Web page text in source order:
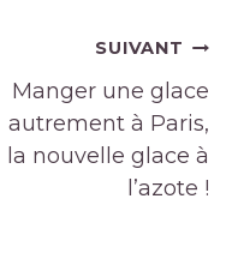
SUIVANT
Manger une glace
autrement à Paris,
la nouvelle glace à
l’azote !